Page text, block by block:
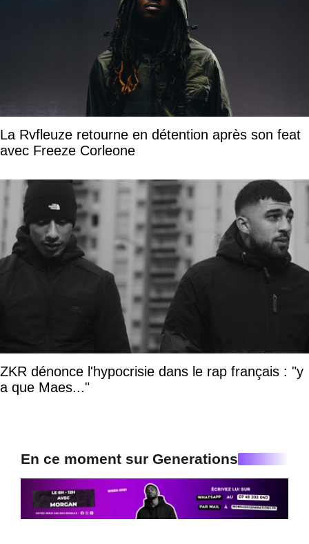
La Rvfleuze retourne en détention après son feat
avec Freeze Corleone
ZKR dénonce l'hypocrisie dans le rap français : "y
a que Maes..."
En ce moment sur Generations